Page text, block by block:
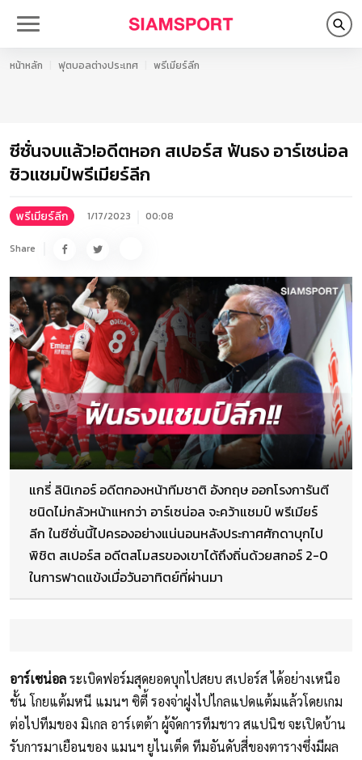
หน้าหลัก ฟุตบอลต่างประเทศ พรีเมียร์ลีก
ซีซั่นจบแล้ว!อดีตหอก สเปอร์ส ฟันธง อาร์เซน่อล
ซิวแชมป์พรีเมียร์ลีก
พรีเมียร์ลีก 1/17/2023 00:08
Share
แกรี่ ลินิเกอร์ อดีตกองหน้าทีมชาติ อังกฤษ ออกโรงการันตี
ชนิดไม่กลัวหน้าแหกว่า อาร์เซน่อล จะคว้าแชมป์ พรีเมียร์
ลีก ในซีซั่นนี้ไปครองอย่างแน่นอนหลังประกาศศักดาบุกไป
พิชิต สเปอร์ส อดีตสโมสรของเขาได้ถึงถิ่นด้วยสกอร์ 2-0
ในการฟาดแข้งเมื่อวันอาทิตย์ที่ผ่านมา
อาร์เซน่อลระเบิดฟอร์มสุดยอดบุกไปสยบ สเปอร์ส ได้อย่างเหนือ
ชั้น โกยแต้มหนี แมนฯ ซิตี้ รองจ่าฝูงไปไกลแปดแต้มแล้วโดยเกม
ต่อไปทีมของ มิเกล อาร์เตต้า ผู้จัดการทีมชาว สแปนิช จะเปิดบ้าน
รับการมาเยือนของ แมนฯ ยูไนเต็ด ทีมอันดับสี่ของตารางซึ่งมีผล